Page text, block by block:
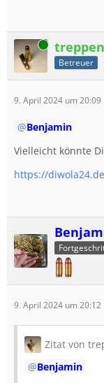
Online
Betreuer
9. April 2024 um 20:09
Benjamin
Vielleicht könnte
https://
9. April 2024 um 20:12
Zitat von
Benjamin